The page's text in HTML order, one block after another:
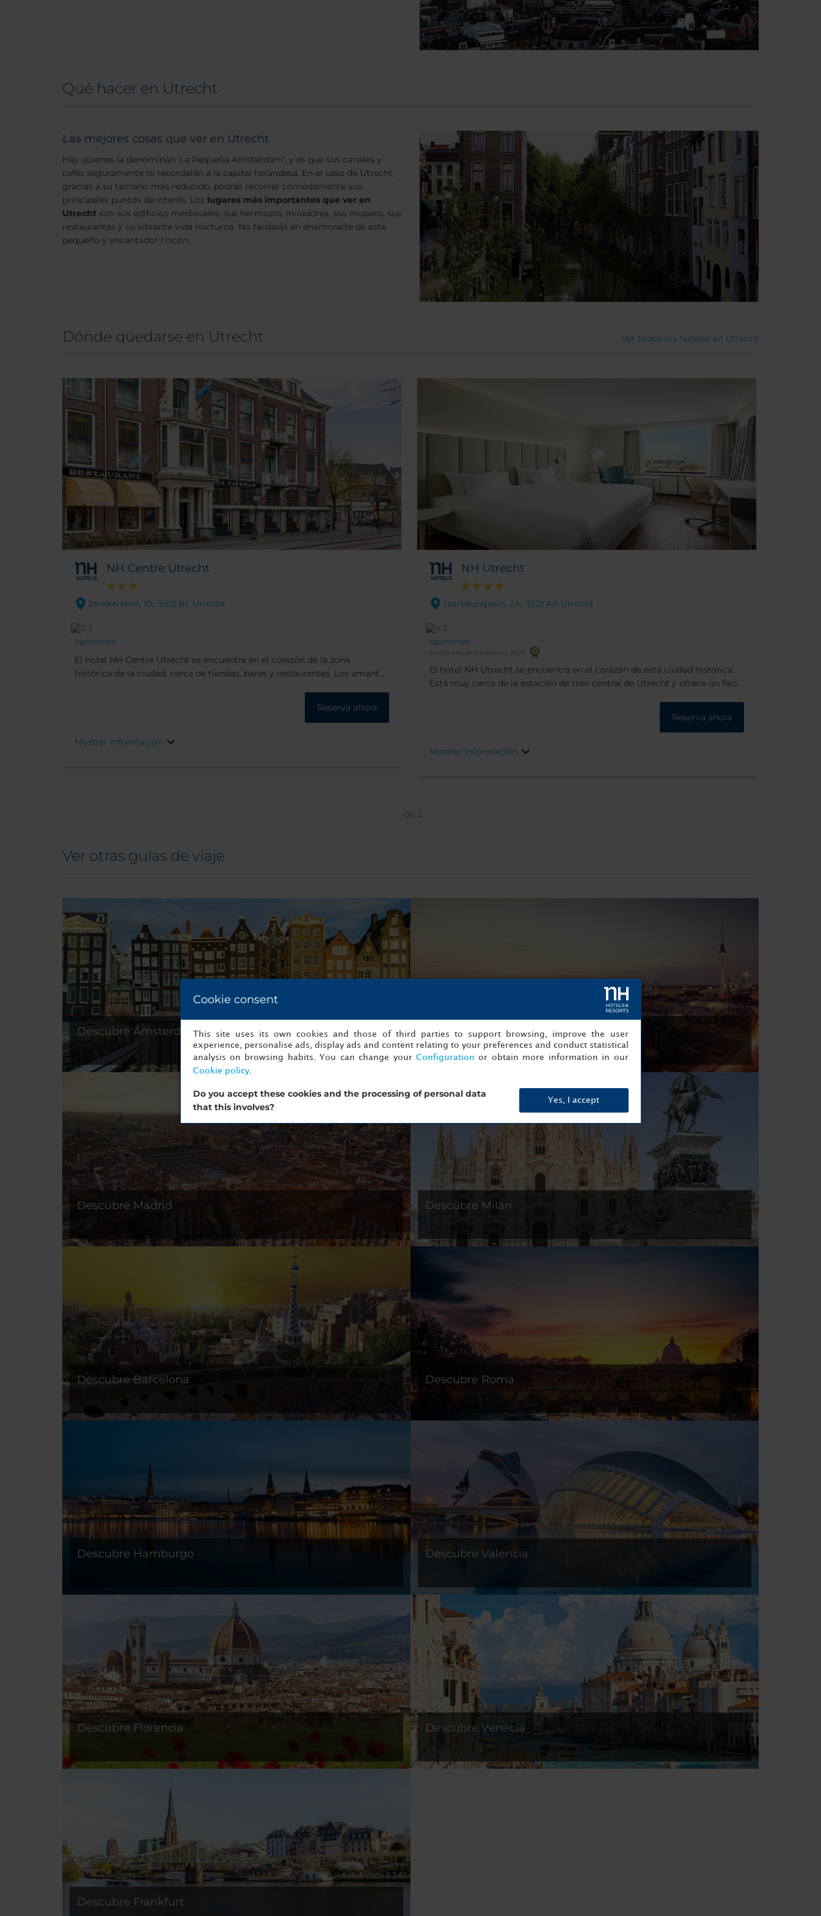
Qué hacer en Utrecht
Las mejores cosas que ver en Utrecht
Hay quienes la denominan 'La Pequeña Amsterdam': y es que sus canales y
cafés seguramente te recordarán a la capital holandesa. En el caso de Utrecht,
gracias a su tamaño más reducido, podrás recorrer cómodamente sus
principales puntos de interés. Los lugares más importantes que ver en
Utrecht son sus edificios medievales, sus hermosos miradores, sus museos, sus
restaurantes y su vibrante vida nocturna. No tardarás en enamorarte de este
pequeño y encantador rincón.
Dónde quedarse en Utrecht Ver todos los hoteles en Utrecht
NH Centre Utrecht
Janskerkhof, 10,. 3512 BL Utrecht
opiniones
El hotel NH Centre Utrecht se encuentra en el corazón de la zona
histórica de la ciudad, cerca de tiendas, bares y restaurantes. Los amantes
recibido a numerosos huéspedes, desde el compositor Franz Liszt hasta
Reserva ahora
Mostrar información
NH Utrecht
Jaarbeursplein, 24,. 3521 AR Utrecht
opiniones
Certificado de Excelencia 2025
El hotel NH Utrecht se encuentra en el corazón de esta ciudad histórica.
Está muy cerca de la estación de tren central de Utrecht y ofrece un fácil
que podrás disfrutar de unas maravillosas vistas de la ciudad.
Reserva ahora
Mostrar información
de 2
Ver otras guías de viaje
Descubre Ámsterdam Descubre Berlín
Descubre Madrid Descubre Milán
Descubre Barcelona Descubre Roma
Descubre Hamburgo Descubre Valencia
Descubre Florencia Descubre Venecia
Descubre Frankfurt
Cookie consent
This site uses its own cookies and those of third parties to support browsing, improve the user
experience, personalise ads, display ads and content relating to your preferences and conduct statistical
analysis on browsing habits. You can change your Configuration or obtain more information in our
Cookie policy.
Do you accept these cookies and the processing of personal data
that this involves?
Yes, I accept